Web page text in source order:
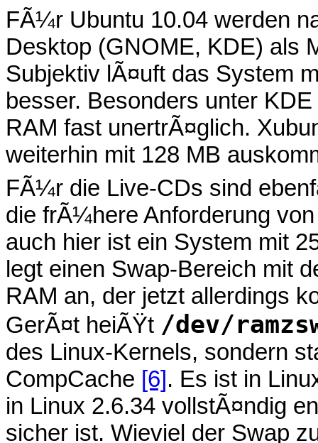
FÃ¼r Ubuntu 10.04 werden
Desktop (GNOME, KDE) als
Subjektiv lÃ¤uft das System
besser. Besonders unter
RAM fast unertrÃ¤glich.
weiterhin mit 128 MB
FÃ¼r die Live-CDs sind
die frÃ¼here Anforderung
auch hier ist ein System mit
legt einen Swap-Bereich mit
RAM an, der jetzt allerdings
GerÃ¤t heiÃŸt /dev/
des Linux-Kernels, sondern
CompCache [6]. Es ist in
in Linux 2.6.34 vollstÃ¤ndig
sicher ist. Wieviel der Swap